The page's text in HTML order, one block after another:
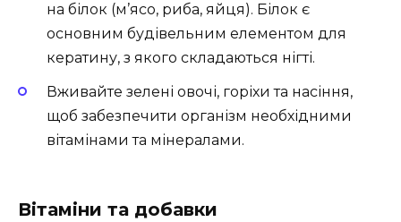
на білок (м’ясо, риба, яйця). Білок є
основним будівельним елементом для
кератину, з якого складаються нігті.
Вживайте зелені овочі, горіхи та насіння,
щоб забезпечити організм необхідними
вітамінами та мінералами.
Вітаміни та добавки